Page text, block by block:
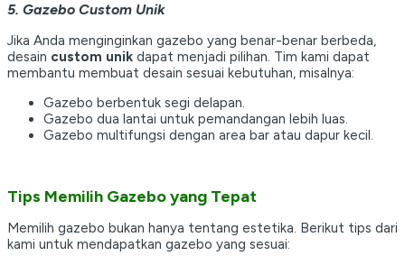
5. Gazebo Custom Unik
Jika Anda menginginkan gazebo yang benar-benar berbeda,
desain custom unik dapat menjadi pilihan. Tim kami dapat
membantu membuat desain sesuai kebutuhan, misalnya:
Gazebo berbentuk segi delapan.
Gazebo dua lantai untuk pemandangan lebih luas.
Gazebo multifungsi dengan area bar atau dapur kecil.
Tips Memilih Gazebo yang Tepat
Memilih gazebo bukan hanya tentang estetika. Berikut tips dari
kami untuk mendapatkan gazebo yang sesuai: